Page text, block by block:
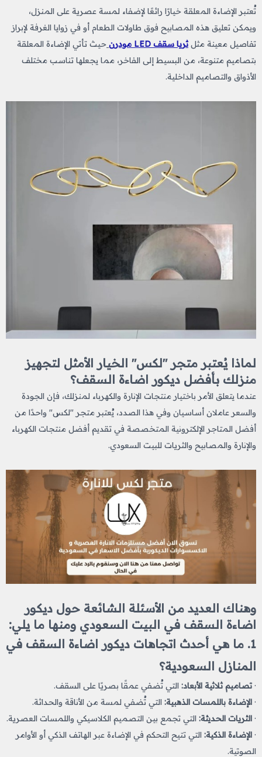
تُعتبر الإضاءة المعلقة خيارًا رائعًا لإضفاء لمسة عصرية على المنزل،
ويمكن تعليق هذه المصابيح فوق طاولات الطعام أو في زوايا الغرفة لإبراز
تفاصيل معينة مثل ثريا سقف LED مودرن
حيث تأتي الإضاءة المعلقة
بتصاميم متنوعة، من البسيط إلى الفاخر، مما يجعلها تناسب مختلف
الأذواق والتصاميم الداخلية.
لماذا يُعتبر متجر "لكس" الخيار الأمثل لتجهيز
منزلك بأفضل ديكور اضاءة السقف​؟
عندما يتعلق الأمر باختيار منتجات الإنارة والكهرباء لمنزلك، فإن الجودة
والسعر عاملان أساسيان وفي هذا الصدد، يُعتبر متجر "لكس" واحدًا من
أفضل المتاجر الإلكترونية المتخصصة في تقديم أفضل منتجات الكهرباء
والإنارة والمصابيح والثريات للبيت السعودي.
وهناك العديد من الأسئلة الشائعة حول ديكور
اضاءة السقف​ في البيت السعودي ومنها ما يلي:
1. ما هي أحدث اتجاهات ديكور اضاءة السقف​ في
المنازل السعودية؟
· تصاميم ثلاثية الأبعاد: التي تُضفي عمقًا بصريًا على السقف.
· الإضاءة باللمسات الذهبية: التي تُضفي لمسة من الأناقة والحداثة.
· الثريات الحديثة: التي تجمع بين التصميم الكلاسيكي واللمسات العصرية.
· الإضاءة الذكية: التي تتيح التحكم في الإضاءة عبر الهاتف الذكي أو الأوامر
الصوتية.